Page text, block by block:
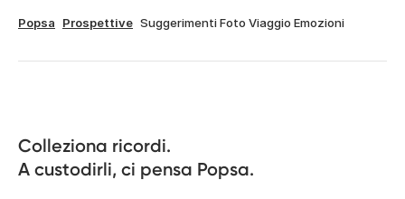
Popsa Prospettive Suggerimenti Foto Viaggio Emozioni
Colleziona ricordi.
A custodirli, ci pensa Popsa.